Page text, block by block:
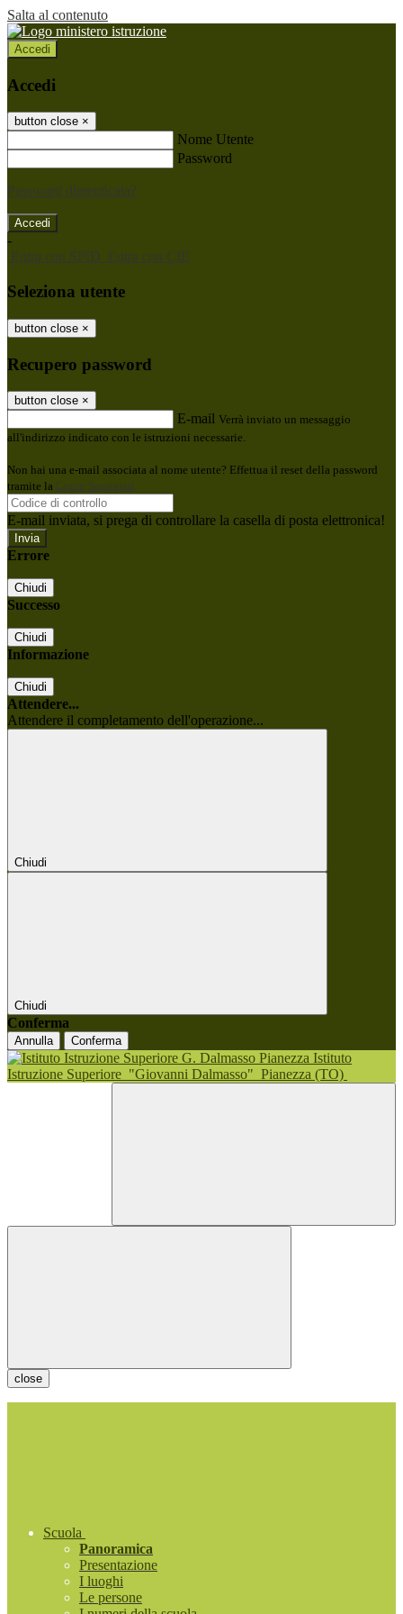
Salta al contenuto
Accedi
Accedi
button close ×
Nome Utente
Password
Password dimenticata?
-
Entra con SPID Entra con CIE
Seleziona utente
button close ×
Recupero password
button close ×
E-mail Verrà inviato un messaggio
all'indirizzo indicato con le istruzioni necessarie.
Non hai una e-mail associata al nome utente? Effettua il reset della password
tramite la Login Spaggiari
E-mail inviata, si prega di controllare la casella di posta elettronica!
Errore
Chiudi
Successo
Chiudi
Informazione
Chiudi
Attendere...
Attendere il completamento dell'operazione...
Chiudi
Chiudi
Conferma
Annulla Conferma
Istituto
Istruzione Superiore "Giovanni Dalmasso" Pianezza (TO)
close
Scuola
Panoramica
Presentazione
I luoghi
Le persone